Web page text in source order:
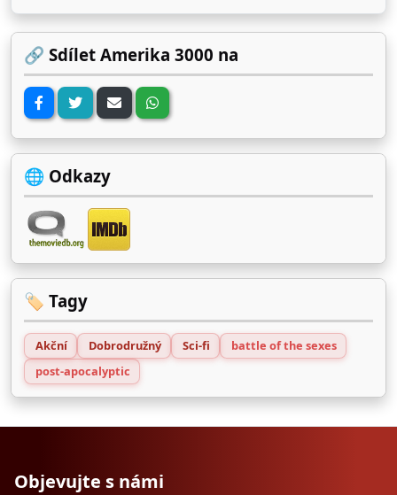
🔗 Sdílet Amerika 3000 na
🌐 Odkazy
🏷️ Tagy
Akční Dobrodružný Sci-fi
battle of the sexes
post-apocalyptic
Objevujte s námi